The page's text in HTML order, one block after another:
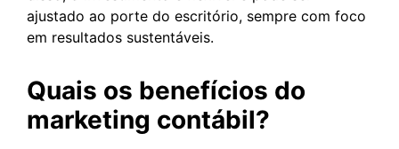
ajustado ao porte do escritório, sempre com foco
em resultados sustentáveis.
Quais os benefícios do
marketing contábil?